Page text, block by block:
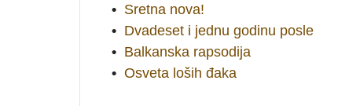
• Sretna nova!
• Dvadeset i jednu godinu posle
• Balkanska rapsodija
• Osveta loših đaka